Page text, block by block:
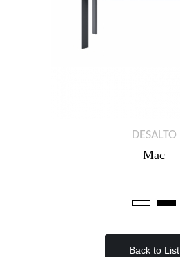
DESALTO
Mac
Back to List